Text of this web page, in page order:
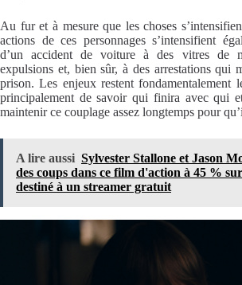
Au fur et à mesure que les choses
actions de ces personnages s’intensifient
d’un accident de voiture à des vitres de
expulsions et, bien sûr, à des arrestations qui
prison. Les enjeux restent fondamentalement
principalement de savoir qui finira avec qui
maintenir ce couplage assez longtemps pour
A lire aussi Sylvester Stallone et Jason
des coups dans ce film d'action à 45 %
destiné à un streamer gratuit